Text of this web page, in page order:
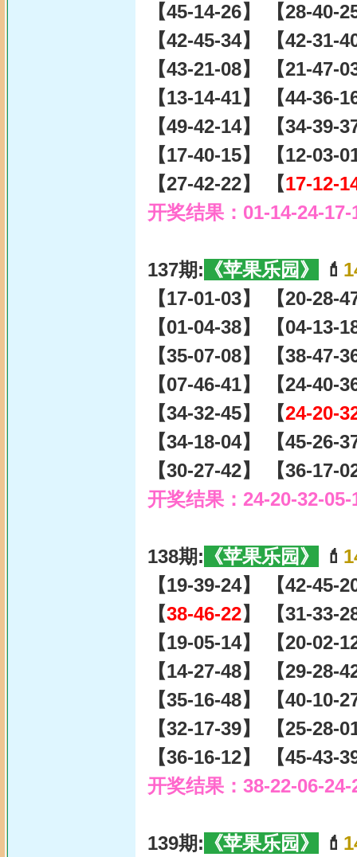
【45-14-26】 【28-40-
【42-45-34】 【42-31-
【43-21-08】 【21-47-
【13-14-41】 【44-36-
【49-42-14】 【34-39-
【17-40-15】 【12-03-
【27-42-22】 【17-12-
开奖结果：01-14-24-
137期: 《苹果乐园》 💄
【17-01-03】 【20-28-
【01-04-38】 【04-13-
【35-07-08】 【38-47-
【07-46-41】 【24-40-
【34-32-45】 【24-20-
【34-18-04】 【45-26-
【30-27-42】 【36-17-
开奖结果：24-20-32-
138期: 《苹果乐园》 💄
【19-39-24】 【42-45-
【38-46-22】 【31-33-
【19-05-14】 【20-02-
【14-27-48】 【29-28-
【35-16-48】 【40-10-
【32-17-39】 【25-28-
【36-16-12】 【45-43-
开奖结果：38-22-06-
139期: 《苹果乐园》 💄